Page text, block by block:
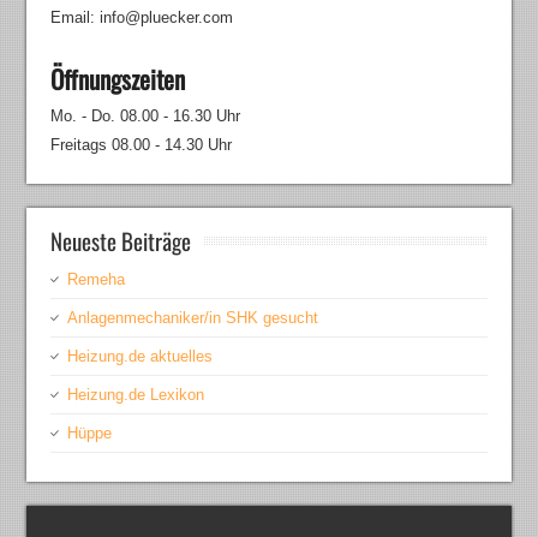
Email: info@pluecker.com
Öffnungszeiten
Mo. - Do. 08.00 - 16.30 Uhr
Freitags 08.00 - 14.30 Uhr
Neueste Beiträge
Remeha
Anlagenmechaniker/in SHK gesucht
Heizung.de aktuelles
Heizung.de Lexikon
Hüppe